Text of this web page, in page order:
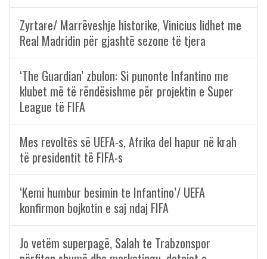
Zyrtare/ Marrëveshje historike, Vinicius lidhet me
Real Madridin për gjashtë sezone të tjera
‘The Guardian’ zbulon: Si punonte Infantino me
klubet më të rëndësishme për projektin e Super
League të FIFA
Mes revoltës së UEFA-s, Afrika del hapur në krah
të presidentit të FIFA-s
‘Kemi humbur besimin te Infantino’/ UEFA
konfirmon bojkotin e saj ndaj FIFA
Jo vetëm superpagë, Salah te Trabzonspor